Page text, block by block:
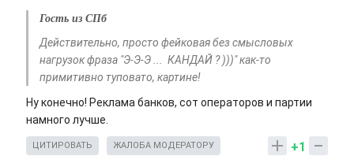
Гость из СПб
Действительно, просто фейковая без смысловых
нагрузок фраза "Э-Э-Э ... КАНДАЙ ? )))" как-то
примитивно туповато, картине!
Ну конечно! Реклама банков, сот операторов и партии
намного лучше.
+1
ЦИТИРОВАТЬ ЖАЛОБА МОДЕРАТОРУ